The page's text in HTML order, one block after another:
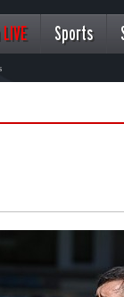
LIVE Sports